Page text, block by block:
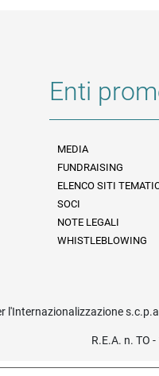
Enti
Informazioni legali e
MEDIA
FUNDRAISING
ELENCO SITI
SOCI
NOTE LEGALI
WHISTLEBLOWING
l'Internazionalizzazione
R.E.A. n. TO